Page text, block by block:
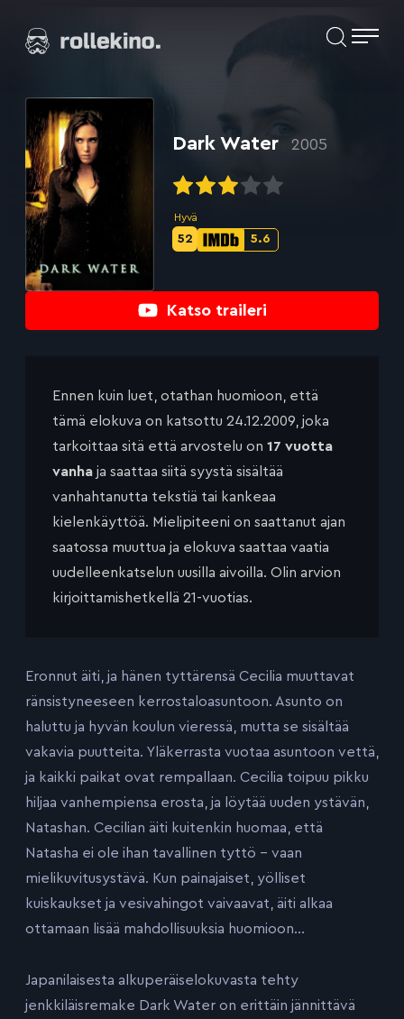
suoraan
Elokuvat ja elokuva-arviot | Rollekino.fi
jälkeen.
Katso traileri
Dark Water 2005
Hyvä
IMDb-
5.6
Metascore-
52
Ennen kuin luet, otathan huomioon, että
tämä elokuva on katsottu 24.12.2009, joka
tarkoittaa sitä että arvostelu on 17 vuotta
vanha ja saattaa siitä syystä sisältää
vanhahtanutta tekstiä tai kankeaa
kielenkäyttöä. Mielipiteeni on saattanut ajan
saatossa muuttua ja elokuva saattaa vaatia
uudelleenkatselun uusilla aivoilla. Olin arvion
kirjoittamishetkellä 21-vuotias.
Eronnut äiti, ja hänen tyttärensä Cecilia muuttavat
ränsistyneeseen kerrostaloasuntoon. Asunto on
haluttu ja hyvän koulun vieressä, mutta se sisältää
vakavia puutteita. Yläkerrasta vuotaa asuntoon vettä,
ja kaikki paikat ovat rempallaan. Cecilia toipuu pikku
hiljaa vanhempiensa erosta, ja löytää uuden ystävän,
Natashan. Cecilian äiti kuitenkin huomaa, että
Natasha ei ole ihan tavallinen tyttö – vaan
mielikuvitusystävä. Kun painajaiset, yölliset
kuiskaukset ja vesivahingot vaivaavat, äiti alkaa
ottamaan lisää mahdollisuuksia huomioon…
Japanilaisesta alkuperäiselokuvasta tehty
jenkkiläisremake Dark Water on erittäin jännittävä